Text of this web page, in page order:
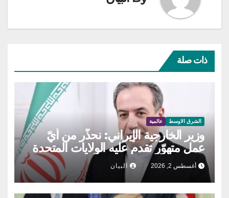
ذات صلة
الشرق الاوسط عالمية
وزير الخارجية الإيراني: نحذّر من أيّ
عمل متهوّر تقدم عليه الولايات المتحدة
أغسطس 2, 2026 البيان